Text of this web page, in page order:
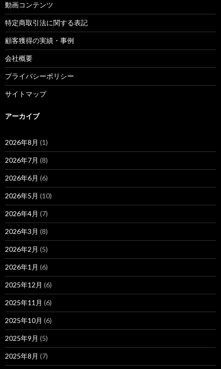
動画コンテンツ
特定商取引法に関する表記
顧客獲得の実績・事例
会社概要
プライバシーポリシー
サイトマップ
アーカイブ
2026年8月 (1)
2026年7月 (8)
2026年6月 (6)
2026年5月 (10)
2026年4月 (7)
2026年3月 (8)
2026年2月 (5)
2026年1月 (6)
2025年12月 (6)
2025年11月 (6)
2025年10月 (6)
2025年9月 (5)
2025年8月 (7)